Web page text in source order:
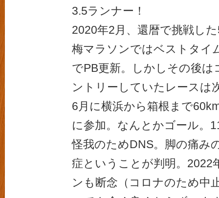
3.5ランナー！
2020年2月、還暦で挑戦し
梅マラソンではベストタイ
でPB更新。しかしその後
ントリーしていたレースは
6月に横浜から箱根まで
に参加。なんとかゴール。
怪我のためDNS。脚の痛み
症ということが判明。2022
ンも断念（コロナのため中